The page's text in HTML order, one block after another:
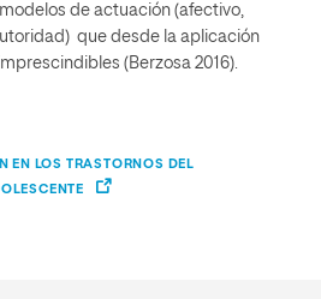
de actuación (afectivo,
que desde la aplicación
(Berzosa 2016).
EN LOS TRASTORNOS DEL